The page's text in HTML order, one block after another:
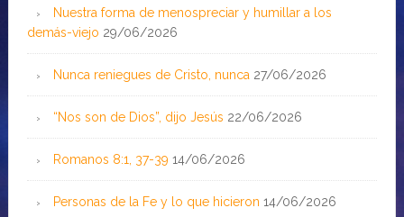
Nuestra forma de menospreciar y humillar a los
demás-viejo 29/06/2026
Nunca reniegues de Cristo, nunca 27/06/2026
“Nos son de Dios”, dijo Jesús 22/06/2026
Romanos 8:1, 37-39 14/06/2026
Personas de la Fe y lo que hicieron 14/06/2026